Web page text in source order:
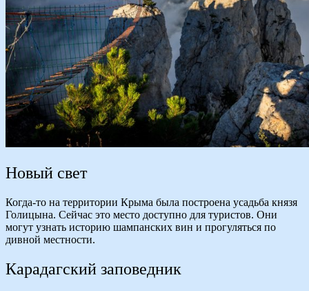
Новый свет
Когда-то на территории Крыма была построена усадьба князя
Голицына. Сейчас это место доступно для туристов. Они
могут узнать историю шампанских вин и прогуляться по
дивной местности.
Карадагский заповедник